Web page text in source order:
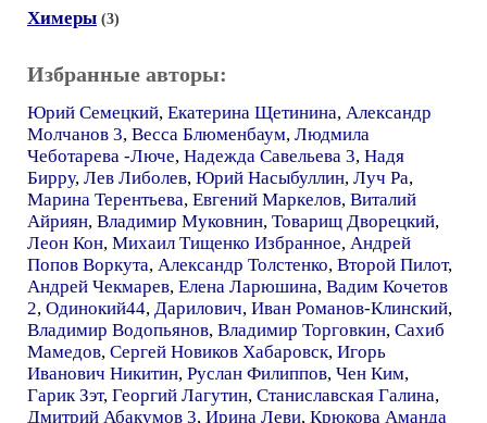
Химеры (3)
Избранные авторы:
Юрий Семецкий, Екатерина Щетинина, Александр
Молчанов 3, Весса Блюменбаум, Людмила
Чеботарева -Люче, Надежда Савельева 3, Надя
Бирру, Лев Либолев, Юрий Насыбуллин, Луч Ра,
Марина Терентьева, Евгений Маркелов, Виталий
Айриян, Владимир Муковнин, Товарищ Дворецкий,
Леон Кон, Михаил Тищенко Избранное, Андрей
Попов Воркута, Александр Толстенко, Второй Пилот,
Андрей Чекмарев, Елена Ларюшина, Вадим Кочетов
2, Одинокий44, Дарилович, Иван Романов-Клинский,
Владимир Водопьянов, Владимир Торговкин, Сахиб
Мамедов, Сергей Новиков Хабаровск, Игорь
Иванович Никитин, Руслан Филиппов, Чен Ким,
Гарик Зэт, Георгий Лагутин, Станиславская Галина,
Дмитрий Абакумов 3, Ирина Леви, Крюкова Аманда